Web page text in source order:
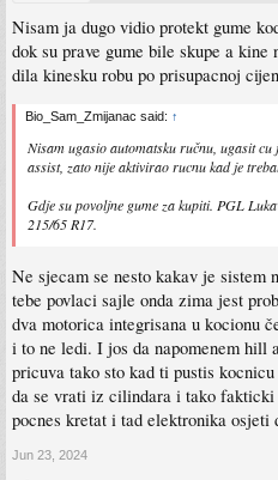
Nisam ja dugo vidio protekt gume
dok su prave gume bile skupe a
dila kinesku robu po prisupacnoj
Bio_Sam_Zmijanac said: ↑
Nisam ugasio automatsku ručnu, ugasit
assist, zato nije aktivirao rucnu kad je
Gdje su povoljne gume za kupiti. PGL
215/65 R17.
Ne sjecam se nesto kakav je sistem
tebe povlaci sajle onda zima jest
dva motorica integrisana u kocionu
i to ne ledi. I jos da napomenem hill
pricuva tako sto kad ti pustis
da se vrati iz cilindara i tako fakticki
pocnes kretat i tad elektronika osjeti
Jun 23, 2024